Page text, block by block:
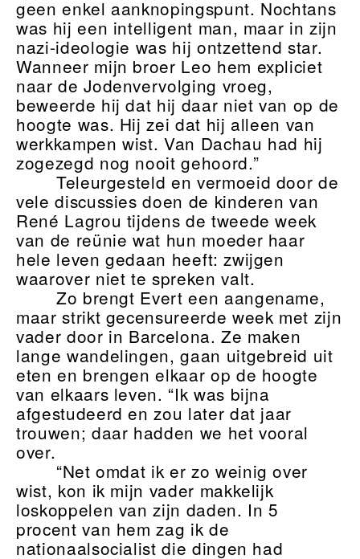
geen enkel aanknopingspunt. Nochtans
was hij een intelligent man, maar in zijn
nazi-ideologie was hij ontzettend star.
Wanneer mijn broer Leo hem expliciet
naar de Jodenvervolging vroeg,
beweerde hij dat hij daar niet van op de
hoogte was. Hij zei dat hij alleen van
werkkampen wist. Van Dachau had hij
zogezegd nog nooit gehoord.”
Teleurgesteld en vermoeid door de
vele discussies doen de kinderen van
René Lagrou tijdens de tweede week
van de reünie wat hun moeder haar
hele leven gedaan heeft: zwijgen
waarover niet te spreken valt.
Zo brengt Evert een aangename,
maar strikt gecensureerde week met zijn
vader door in Barcelona. Ze maken
lange wandelingen, gaan uitgebreid uit
eten en brengen elkaar op de hoogte
van elkaars leven. “Ik was bijna
afgestudeerd en zou later dat jaar
trouwen; daar hadden we het vooral
over.
“Net omdat ik er zo weinig over
wist, kon ik mijn vader makkelijk
loskoppelen van zijn daden. In 5
procent van hem zag ik de
nationaalsocialist die dingen had